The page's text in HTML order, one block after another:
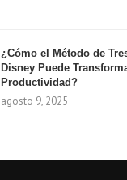
¿Cómo el Método de
Disney Puede
Productividad?
agosto 9, 2025